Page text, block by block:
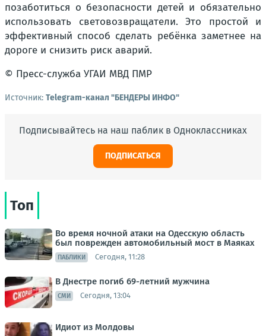
позаботиться о безопасности детей и обязательно
использовать световозвращатели. Это простой и
эффективный способ сделать ребёнка заметнее на
дороге и снизить риск аварий.
© Пресс-служба УГАИ МВД ПМР
Источник: Telegram-канал "БЕНДЕРЫ ИНФО"
Подписывайтесь на наш паблик в Одноклассниках
ПОДПИСАТЬСЯ
Топ
Во время ночной атаки на Одесскую область
был поврежден автомобильный мост в Маяках
ПАБЛИКИ Сегодня, 11:28
В Днестре погиб 69-летний мужчина
СМИ Сегодня, 13:04
Идиот из Молдовы